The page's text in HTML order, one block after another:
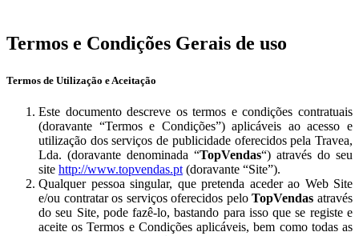
Termos e Condições Gerais de uso
Termos de Utilização e Aceitação
Este documento descreve os termos e condições contratuais
(doravante “Termos e Condições”) aplicáveis ao acesso e
utilização dos serviços de publicidade oferecidos pela Travea,
Lda. (doravante denominada “TopVendas“) através do seu
site http://www.topvendas.pt (doravante “Site”).
Qualquer pessoa singular, que pretenda aceder ao Web Site
e/ou contratar os serviços oferecidos peloTopVendas através
do seu Site, pode fazê-lo, bastando para isso que se registe e
aceite os Termos e Condições aplicáveis, bem como todas as